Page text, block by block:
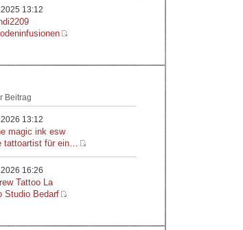
13:12
Beitrag
13:12
magic ink esw
tattoartist für ein…
16:26
Tattoo La
Studio Bedarf